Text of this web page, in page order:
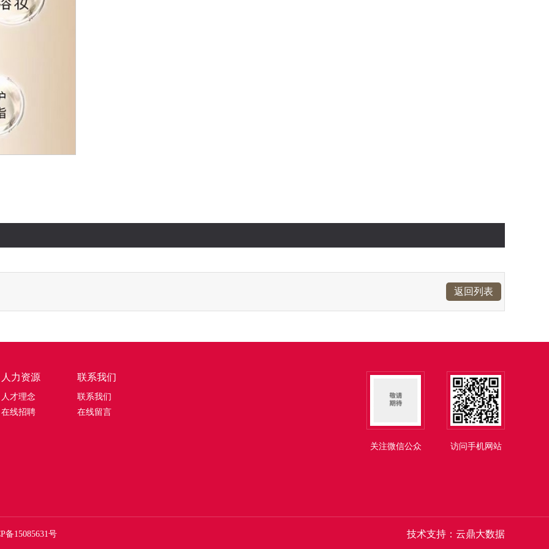
返回列表
人力资源
人才理念
在线招聘
联系我们
联系我们
在线留言
关注微信公众 访问手机网站
备15085631号 技术支持：云鼎大数据